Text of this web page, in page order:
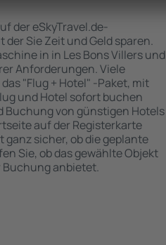
der eSkyTravel.de-
Sie Zeit und Geld sparen.
in in Les Bons Villers und
Anforderungen. Viele
"Flug + Hotel" -Paket, mit
und Hotel sofort buchen
Buchung von günstigen Hotels
auf der Registerkarte
sicher, ob die geplante
Sie, ob das gewählte Objekt
anbietet.